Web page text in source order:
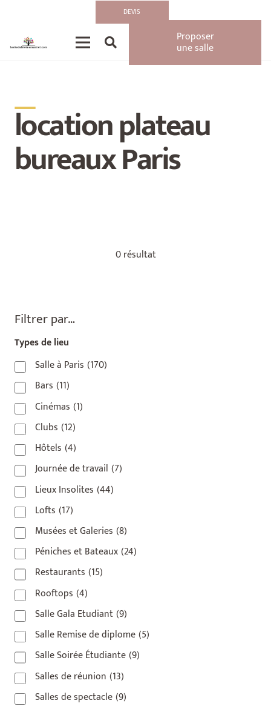
DEVIS
Proposer
une salle
__
location plateau
bureaux Paris
0 résultat
Filtrer par…
Types de lieu
Salle à Paris (170)
Bars (11)
Cinémas (1)
Clubs (12)
Hôtels (4)
Journée de travail (7)
Lieux Insolites (44)
Lofts (17)
Musées et Galeries (8)
Péniches et Bateaux(24)
Restaurants (15)
Rooftops (4)
Salle Gala Etudiant(9)
Salle Remise de diplome(5)
Salle Soirée Étudiante(9)
Salles de réunion (13)
Salles de spectacle(9)